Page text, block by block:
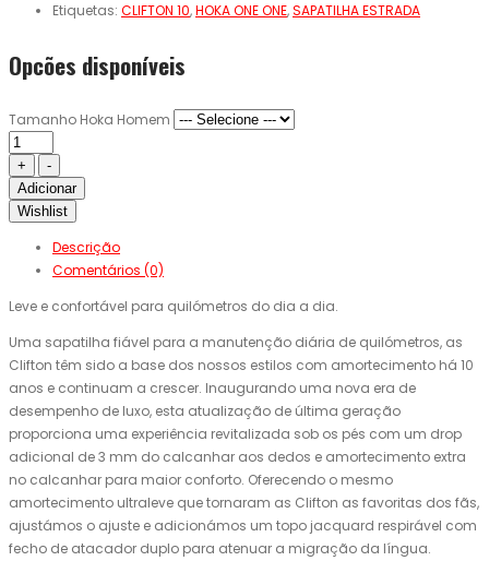
Etiquetas: CLIFTON 10,HOKA ONE ONE,SAPATILHA ESTRADA
Opcões disponíveis
Tamanho Hoka Homem
Adicionar
Wishlist
Descrição
Comentários (0)
Leve e confortável para quilómetros do dia a dia.
Uma sapatilha fiável para a manutenção diária de quilómetros, as
Clifton têm sido a base dos nossos estilos com amortecimento há 10
anos e continuam a crescer. Inaugurando uma nova era de
desempenho de luxo, esta atualização de última geração
proporciona uma experiência revitalizada sob os pés com um drop
adicional de 3 mm do calcanhar aos dedos e amortecimento extra
no calcanhar para maior conforto. Oferecendo o mesmo
amortecimento ultraleve que tornaram as Clifton as favoritas dos fãs,
ajustámos o ajuste e adicionámos um topo jacquard respirável com
fecho de atacador duplo para atenuar a migração da língua.